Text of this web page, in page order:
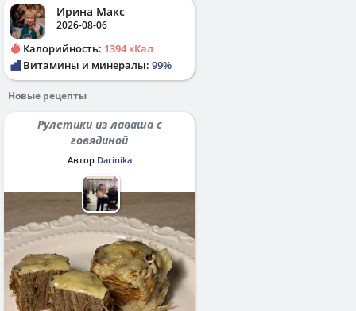
Ирина Макс
2026-08-06
Калорийность: 1394 кКал
Витамины и минералы: 99%
Новые рецепты
Рулетики из лаваша с
говядиной
Автор Darinika